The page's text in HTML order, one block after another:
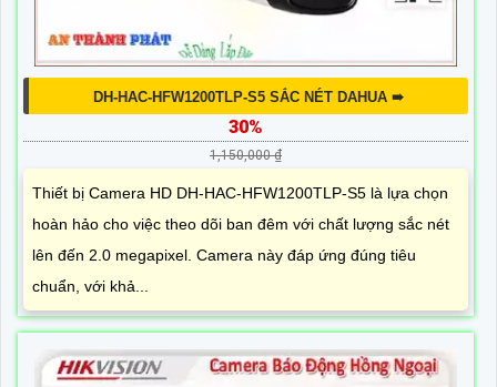
DH-HAC-HFW1200TLP-S5 SẮC NÉT DAHUA ➠
30%
1,150,000 ₫
Thiết bị Camera HD DH-HAC-HFW1200TLP-S5 là lựa chọn
hoàn hảo cho việc theo dõi ban đêm với chất lượng sắc nét
lên đến 2.0 megapixel. Camera này đáp ứng đúng tiêu
chuẩn, với khả...